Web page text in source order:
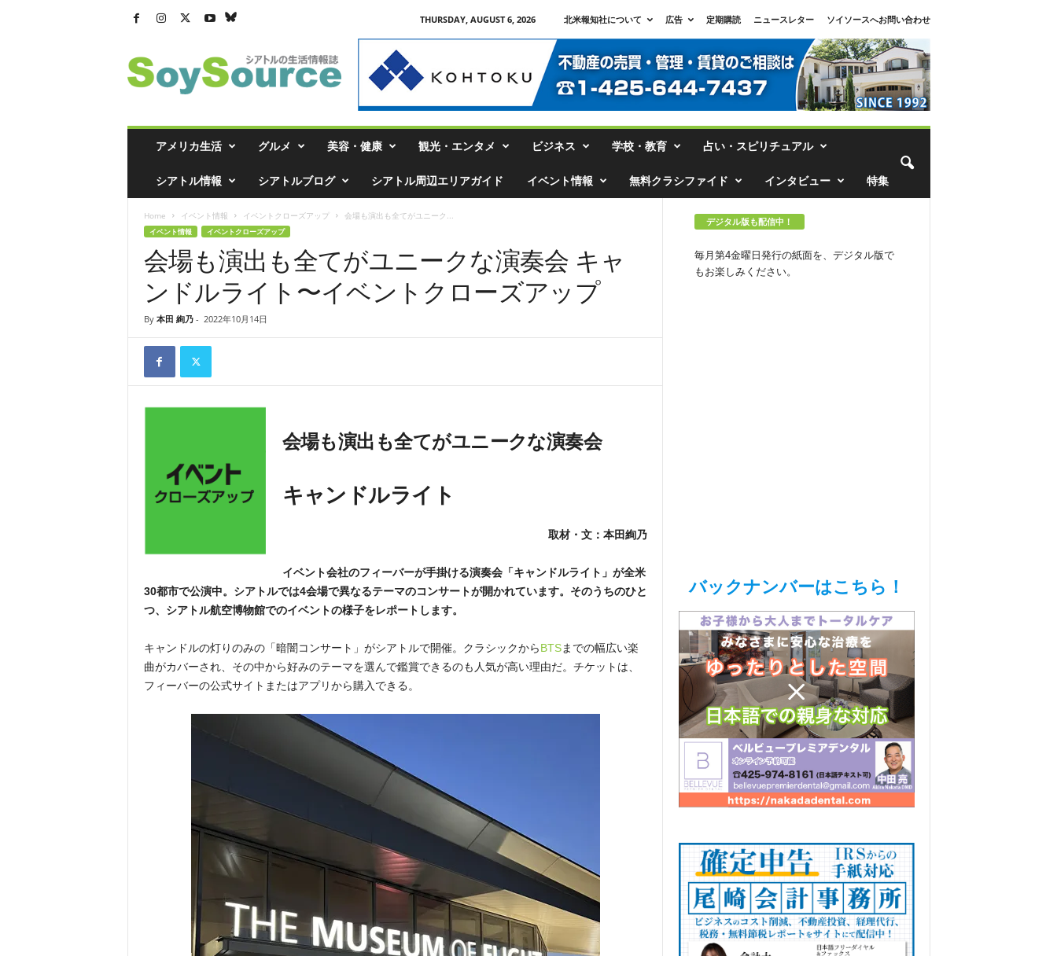
THURSDAY, AUGUST 6, 2026 北米報知社について 広告 定期購読 ニュースレター
ソイソースへお問い合わせ
ト
ル
アメリカ生活 グルメ 美容・健康 観光・エンタメ ビジネス 学校・教育 占い・スピリチュアル
シアトル情報 シアトルブログ シアトル周辺エリアガイド イベント情報 無料クラシファイド インタビュー 特集
Home イベント情報 イベントクローズアップ 会場も演出も全てがユニーク...
イベント情報 イベントクローズアップ
会場も演出も全てがユニークな演奏会 キャ
ンドルライト〜イベントクローズアップ
By 本田 絢乃- 2022年10月14日
会場も演出も全てがユニークな演奏会
キャンドルライト
取材・文：本田絢乃
イベント会社のフィーバーが手掛ける演奏会「キャンドルライト」が全米
30都市で公演中。シアトルでは4会場で異なるテーマのコンサートが開かれています。そのうちのひと
つ、シアトル航空博物館でのイベントの様子をレポートします。
キャンドルの灯りのみの「暗闇コンサート」がシアトルで開催。クラシックからBTSまでの幅広い楽
曲がカバーされ、その中から好みのテーマを選んで鑑賞できるのも人気が高い理由だ。チケットは、
フィーバーの公式サイトまたはアプリから購入できる。
デジタル版も配信中！
毎月第4金曜日発行の紙面を、デジタル版で
もお楽しみください。
バックナンバーはこちら！